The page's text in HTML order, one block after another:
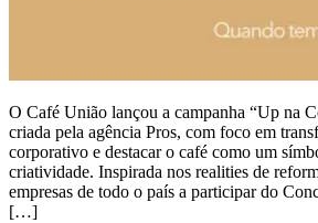
O Café União lançou a campanha “Up na
criada pela agência Pros, com foco em
corporativo e destacar o café como um
criatividade. Inspirada nos realities de
empresas de todo o país a participar do
[…]